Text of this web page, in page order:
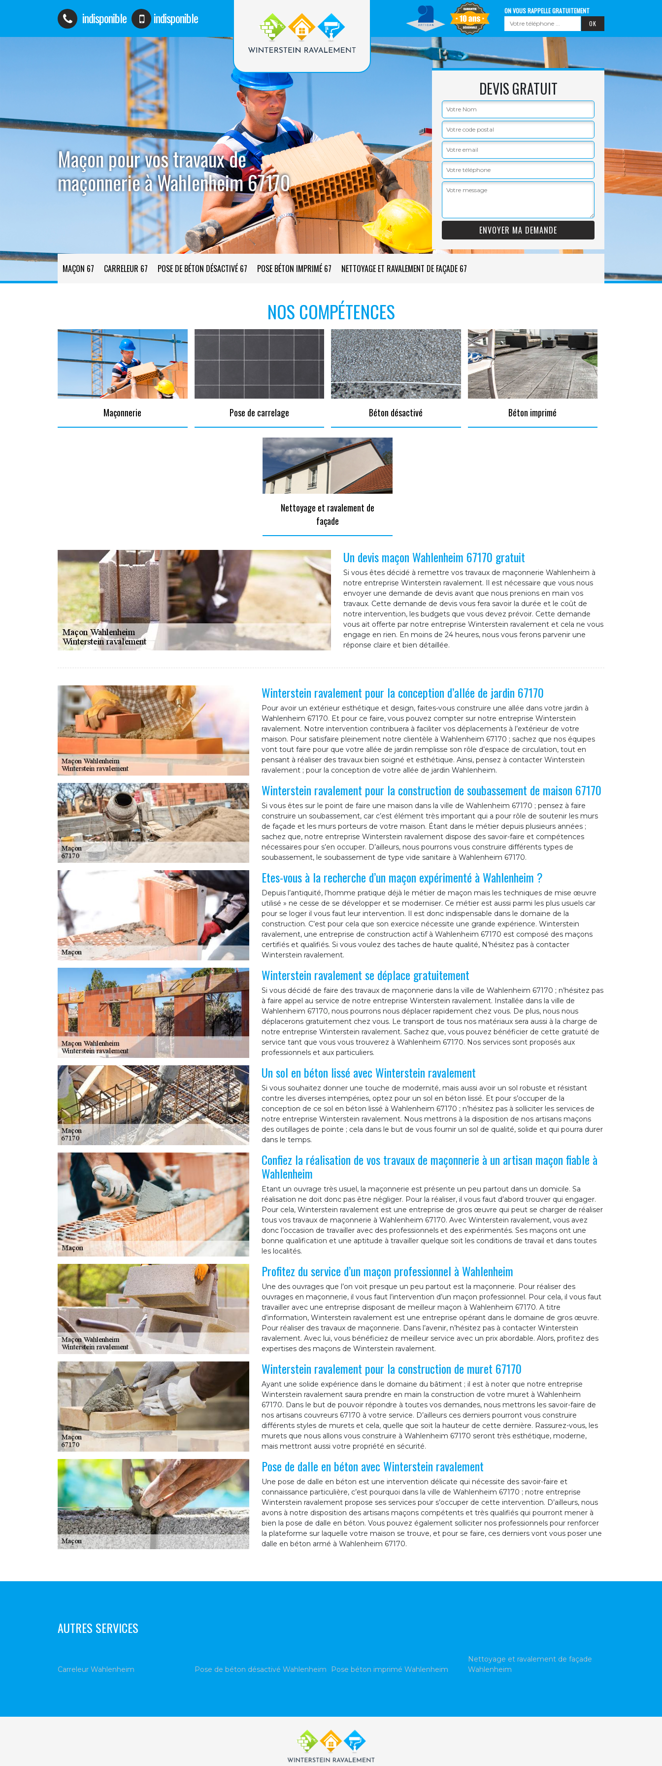
indisponible indisponible ON VOUS RAPPELLE GRATUITEMENT
Maçon pour vos travaux de
maçonnerie à Wahlenheim 67170
DEVIS GRATUIT
MAÇON 67 CARRELEUR 67 POSE DE BÉTON DÉSACTIVÉ 67 POSE BÉTON IMPRIMÉ 67 NETTOYAGE ET RAVALEMENT DE FAÇADE 67
NOS COMPÉTENCES
Maçonnerie Pose de carrelage Béton désactivé Béton imprimé
Nettoyage et ravalement de
façade
Un devis maçon Wahlenheim 67170 gratuit
Si vous êtes décidé à remettre vos travaux de maçonnerie Wahlenheim à
notre entreprise Winterstein ravalement. Il est nécessaire que vous nous
envoyer une demande de devis avant que nous prenions en main vos
travaux. Cette demande de devis vous fera savoir la durée et le coût de
notre intervention, les budgets que vous devez prévoir. Cette demande
vous ait offerte par notre entreprise Winterstein ravalement et cela ne vous
engage en rien. En moins de 24 heures, nous vous ferons parvenir une
réponse claire et bien détaillée.
Winterstein ravalement pour la conception d’allée de jardin 67170
Pour avoir un extérieur esthétique et design, faites-vous construire une allée dans votre jardin à
Wahlenheim 67170. Et pour ce faire, vous pouvez compter sur notre entreprise Winterstein
ravalement. Notre intervention contribuera à faciliter vos déplacements à l’extérieur de votre
maison. Pour satisfaire pleinement notre clientèle à Wahlenheim 67170 ; sachez que nos équipes
vont tout faire pour que votre allée de jardin remplisse son rôle d’espace de circulation, tout en
pensant à réaliser des travaux bien soigné et esthétique. Ainsi, pensez à contacter Winterstein
ravalement ; pour la conception de votre allée de jardin Wahlenheim.
Winterstein ravalement pour la construction de soubassement de maison 67170
Si vous êtes sur le point de faire une maison dans la ville de Wahlenheim 67170 ; pensez à faire
construire un soubassement, car c’est élément très important qui a pour rôle de soutenir les murs
de façade et les murs porteurs de votre maison. Étant dans le métier depuis plusieurs années ;
sachez que, notre entreprise Winterstein ravalement dispose des savoir-faire et compétences
nécessaires pour s’en occuper. D’ailleurs, nous pourrons vous construire différents types de
soubassement, le soubassement de type vide sanitaire à Wahlenheim 67170.
Etes-vous à la recherche d’un maçon expérimenté à Wahlenheim ?
Depuis l’antiquité, l’homme pratique déjà le métier de maçon mais les techniques de mise œuvre
utilisé » ne cesse de se développer et se moderniser. Ce métier est aussi parmi les plus usuels car
pour se loger il vous faut leur intervention. Il est donc indispensable dans le domaine de la
construction. C’est pour cela que son exercice nécessite une grande expérience. Winterstein
ravalement, une entreprise de construction actif à Wahlenheim 67170 est composé des maçons
certifiés et qualifiés. Si vous voulez des taches de haute qualité, N’hésitez pas à contacter
Winterstein ravalement.
Winterstein ravalement se déplace gratuitement
Si vous décidé de faire des travaux de maçonnerie dans la ville de Wahlenheim 67170 ; n’hésitez pas
à faire appel au service de notre entreprise Winterstein ravalement. Installée dans la ville de
Wahlenheim 67170, nous pourrons nous déplacer rapidement chez vous. De plus, nous nous
déplacerons gratuitement chez vous. Le transport de tous nos matériaux sera aussi à la charge de
notre entreprise Winterstein ravalement. Sachez que, vous pouvez bénéficier de cette gratuité de
service tant que vous vous trouverez à Wahlenheim 67170. Nos services sont proposés aux
professionnels et aux particuliers.
Un sol en béton lissé avec Winterstein ravalement
Si vous souhaitez donner une touche de modernité, mais aussi avoir un sol robuste et résistant
contre les diverses intempéries, optez pour un sol en béton lissé. Et pour s’occuper de la
conception de ce sol en béton lissé à Wahlenheim 67170 ; n’hésitez pas à solliciter les services de
notre entreprise Winterstein ravalement. Nous mettrons à la disposition de nos artisans maçons
des outillages de pointe ; cela dans le but de vous fournir un sol de qualité, solide et qui pourra durer
dans le temps.
Confiez la réalisation de vos travaux de maçonnerie à un artisan maçon fiable à
Wahlenheim
Etant un ouvrage très usuel, la maçonnerie est présente un peu partout dans un domicile. Sa
réalisation ne doit donc pas être négliger. Pour la réaliser, il vous faut d’abord trouver qui engager.
Pour cela, Winterstein ravalement est une entreprise de gros œuvre qui peut se charger de réaliser
tous vos travaux de maçonnerie à Wahlenheim 67170. Avec Winterstein ravalement, vous avez
donc l’occasion de travailler avec des professionnels et des expérimentés. Ses maçons ont une
bonne qualification et une aptitude à travailler quelque soit les conditions de travail et dans toutes
les localités.
Profitez du service d’un maçon professionnel à Wahlenheim
Une des ouvrages que l’on voit presque un peu partout est la maçonnerie. Pour réaliser des
ouvrages en maçonnerie, il vous faut l’intervention d’un maçon professionnel. Pour cela, il vous faut
travailler avec une entreprise disposant de meilleur maçon à Wahlenheim 67170. A titre
d’information, Winterstein ravalement est une entreprise opérant dans le domaine de gros œuvre.
Pour réaliser des travaux de maçonnerie. Dans l’avenir, n’hésitez pas à contacter Winterstein
ravalement. Avec lui, vous bénéficiez de meilleur service avec un prix abordable. Alors, profitez des
expertises des maçons de Winterstein ravalement.
Winterstein ravalement pour la construction de muret 67170
Ayant une solide expérience dans le domaine du bâtiment ; il est à noter que notre entreprise
Winterstein ravalement saura prendre en main la construction de votre muret à Wahlenheim
67170. Dans le but de pouvoir répondre à toutes vos demandes, nous mettrons les savoir-faire de
nos artisans couvreurs 67170 à votre service. D’ailleurs ces derniers pourront vous construire
différents styles de murets et cela, quelle que soit la hauteur de cette dernière. Rassurez-vous, les
murets que nous allons vous construire à Wahlenheim 67170 seront très esthétique, moderne,
mais mettront aussi votre propriété en sécurité.
Pose de dalle en béton avec Winterstein ravalement
Une pose de dalle en béton est une intervention délicate qui nécessite des savoir-faire et
connaissance particulière, c’est pourquoi dans la ville de Wahlenheim 67170 ; notre entreprise
Winterstein ravalement propose ses services pour s’occuper de cette intervention. D’ailleurs, nous
avons à notre disposition des artisans maçons compétents et très qualifiés qui pourront mener à
bien la pose de dalle en béton. Vous pouvez également solliciter nos professionnels pour renforcer
la plateforme sur laquelle votre maison se trouve, et pour se faire, ces derniers vont vous poser une
dalle en béton armé à Wahlenheim 67170.
AUTRES SERVICES
Carreleur Wahlenheim Pose de béton désactivé Wahlenheim Pose béton imprimé Wahlenheim
Nettoyage et ravalement de façade
Wahlenheim